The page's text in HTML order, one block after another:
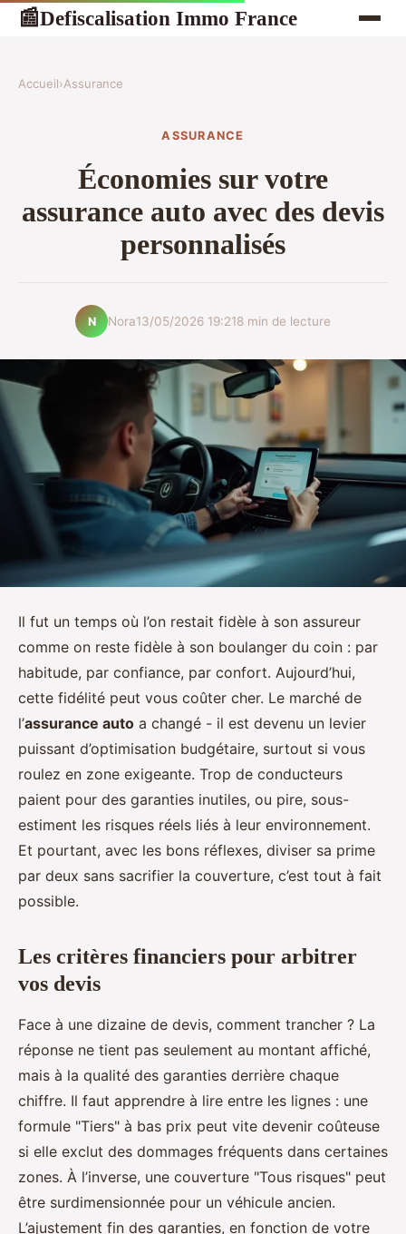
📰Defiscalisation Immo France
Accueil›Assurance
ASSURANCE
Économies sur votre
assurance auto avec des devis
personnalisés
N Nora13/05/2026 19:218 min de lecture
Il fut un temps où l’on restait fidèle à son assureur
comme on reste fidèle à son boulanger du coin : par
habitude, par confiance, par confort. Aujourd’hui,
cette fidélité peut vous coûter cher. Le marché de
l’assurance auto a changé - il est devenu un levier
puissant d’optimisation budgétaire, surtout si vous
roulez en zone exigeante. Trop de conducteurs
paient pour des garanties inutiles, ou pire, sous-
estiment les risques réels liés à leur environnement.
Et pourtant, avec les bons réflexes, diviser sa prime
par deux sans sacrifier la couverture, c’est tout à fait
possible.
Les critères financiers pour arbitrer
vos devis
Face à une dizaine de devis, comment trancher ? La
réponse ne tient pas seulement au montant affiché,
mais à la qualité des garanties derrière chaque
chiffre. Il faut apprendre à lire entre les lignes : une
formule "Tiers" à bas prix peut vite devenir coûteuse
si elle exclut des dommages fréquents dans certaines
zones. À l’inverse, une couverture "Tous risques" peut
être surdimensionnée pour un véhicule ancien.
L’ajustement fin des garanties, en fonction de votre